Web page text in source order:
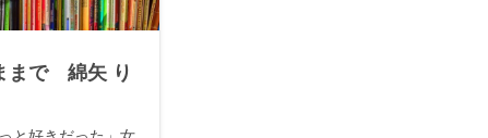
まで 綿矢 り